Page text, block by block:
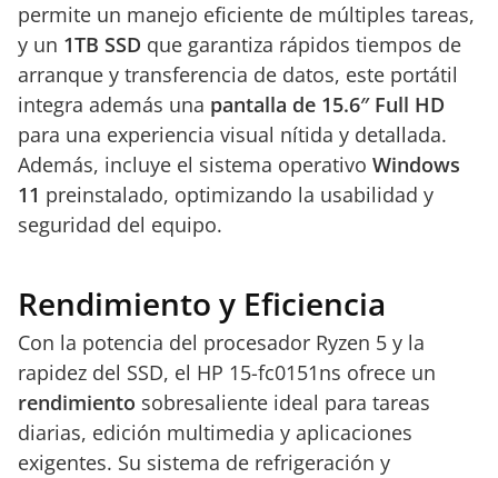
permite un manejo eficiente de múltiples tareas,
y un 1TB SSD que garantiza rápidos tiempos de
arranque y transferencia de datos, este portátil
integra además una pantalla de 15.6″ Full HD
para una experiencia visual nítida y detallada.
Además, incluye el sistema operativo Windows
11 preinstalado, optimizando la usabilidad y
seguridad del equipo.
Rendimiento y Eficiencia
Con la potencia del procesador Ryzen 5 y la
rapidez del SSD, el HP 15-fc0151ns ofrece un
rendimiento sobresaliente ideal para tareas
diarias, edición multimedia y aplicaciones
exigentes. Su sistema de refrigeración y